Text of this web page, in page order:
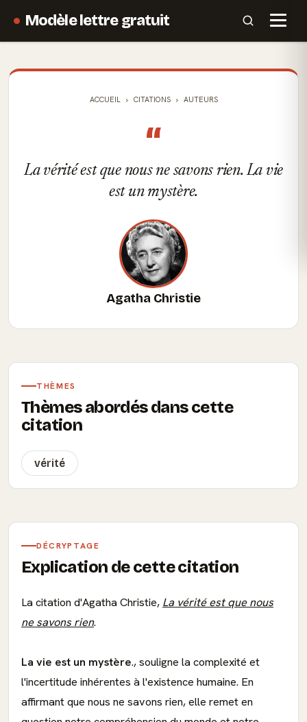
Modèle lettre gratuit
ACCUEIL CITATIONS AUTEURS
“
La vérité est que nous ne savons rien. La vie
est un mystère.
Agatha Christie
THÈMES
Thèmes abordés dans cette
citation
vérité
DÉCRYPTAGE
Explication de cette citation
La citation d'Agatha Christie, La vérité est que nous
ne savons rien.
La vie est un mystère., souligne la complexité et
l'incertitude inhérentes à l'existence humaine. En
affirmant que nous ne savons rien, elle remet en